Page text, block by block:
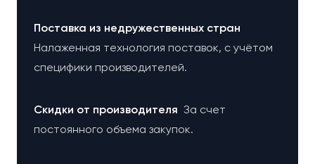
Поставка из недружественных стран
Налаженная технология поставок, с учётом
специфики производителей.
Cкидки от производителя За счет
постоянного объема закупок.